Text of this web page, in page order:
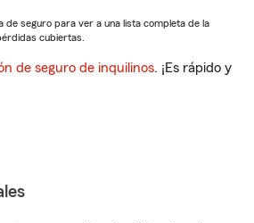
de seguro para ver a una lista completa de la
cubiertas.
de seguro de inquilinos. ¡Es rápido y